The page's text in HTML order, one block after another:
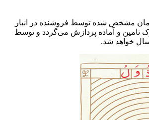
مشخص شده توسط فروشنده در انبار
تامین و آماده پردازش می‌گردد و توسط
خواهد شد.